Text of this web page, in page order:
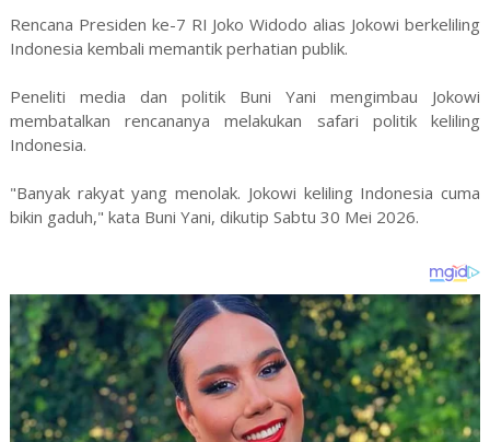
Rencana Presiden ke-7 RI Joko Widodo alias Jokowi berkeliling
Indonesia kembali memantik perhatian publik.
Peneliti media dan politik Buni Yani mengimbau Jokowi
membatalkan rencananya melakukan safari politik keliling
Indonesia.
"Banyak rakyat yang menolak. Jokowi keliling Indonesia cuma
bikin gaduh," kata Buni Yani, dikutip Sabtu 30 Mei 2026.